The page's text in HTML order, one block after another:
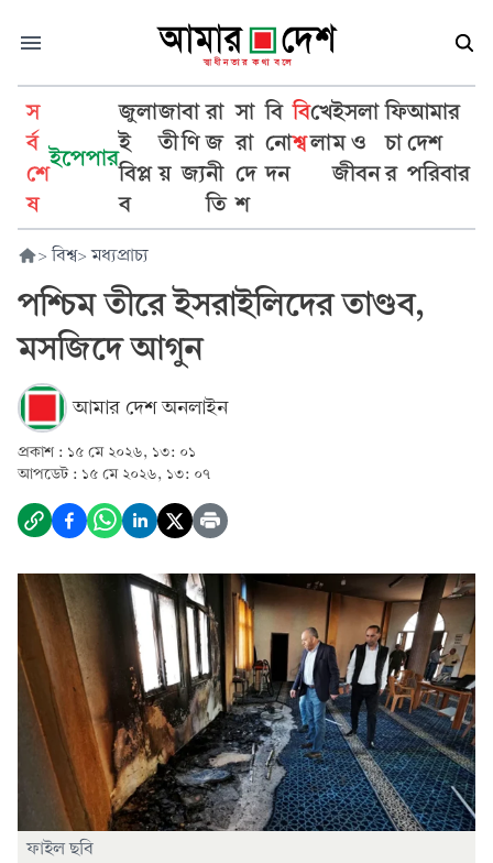
স
র্ব
শে
ষ
ইপেপার
জুলা
ই
বিপ্ল
ব
জা
তী
য়
বা
ণি
জ্য
রা
জ
নী
তি
সা
রা
দে
শ
বি
নো
দন
বি
শ্ব
খে
লা
ইসলা
ম ও
জীবন
ফি
চা
র
আমার
দেশ
পরিবার
> বিশ্ব> মধ্যপ্রাচ্য
পশ্চিম তীরে ইসরাইলিদের তাণ্ডব,
মসজিদে আগুন
আমার দেশ অনলাইন
প্রকাশ : ১৫ মে ২০২৬, ১৩: ০১
আপডেট : ১৫ মে ২০২৬, ১৩: ০৭
ফাইল ছবি